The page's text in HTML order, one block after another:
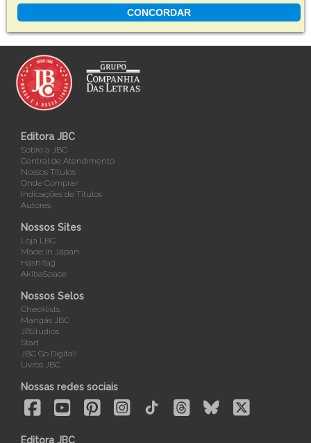
CONCORDAR
Editora JBC
Sobre a JBC
Central de Atendimento
Nossos Títulos
Onde Comprar
Indicações de Títulos
Autores
Nossos Sites
Loja LBC
Made in Japan
Hashitag
AkibaSpace
Nossos Selos
Checklists
Mangás JBC
JBStudios
Start
JBC Go Digital!
Livros JBC
Nossas redes sociais
Editora JBC